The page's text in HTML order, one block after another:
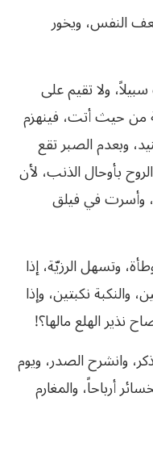
النفس، ويخور
ولا تقيم على
من حيث أتت، فينهزم
وبعدم الصبر تقع
بأوحال الذنب، لأن
وأسرت فيفيلق
وتسهلالرزيّة،إذا
والنكبةنكبتين، وإذا
نذيرالهلعمالها؟!
وانشرحالصدر، ويوم
أرباحاً، والمغارم